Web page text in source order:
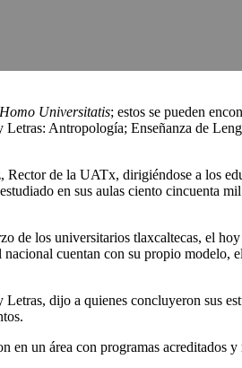
Homo Universitatis; estos se pueden
Antropología; Enseñanza de
de la UATx, dirigiéndose a los
en sus aulas ciento cincuenta
de los universitarios tlaxcaltecas, el
cuentan con su propio modelo,
dijo a quienes concluyeron sus
un área con programas acreditados